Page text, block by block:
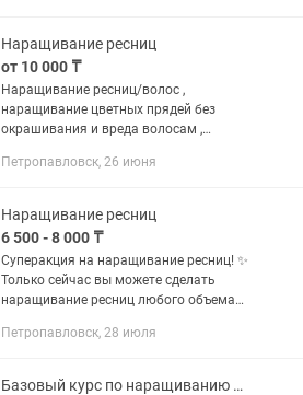
Наращивание ресниц
от 10 000 ₸
Наращивание ресниц/волос ,
наращивание цветных прядей без
окрашивания и вреда волосам ,
Петропавловск, 26 июня
Наращивание ресниц
6 500 - 8 000 ₸
Суперакция на наращивание ресниц! ✨
Только сейчас вы можете сделать
наращивание ресниц любого объема
эффект в подарок! 🎁 Почему
Петропавловск, 28 июля
Базовый курс по наращиванию ресниц